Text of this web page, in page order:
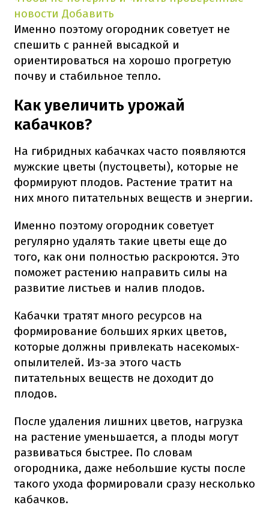
новости Добавить
Именно поэтому огородник советует не
спешить с ранней высадкой и
ориентироваться на хорошо прогретую
почву и стабильное тепло.
Как увеличить урожай
кабачков?
На гибридных кабачках часто появляются
мужские цветы (пустоцветы), которые не
формируют плодов. Растение тратит на
них много питательных веществ и энергии.
Именно поэтому огородник советует
регулярно удалять такие цветы еще до
того, как они полностью раскроются. Это
поможет растению направить силы на
развитие листьев и налив плодов.
Кабачки тратят много ресурсов на
формирование больших ярких цветов,
которые должны привлекать насекомых-
опылителей. Из-за этого часть
питательных веществ не доходит до
плодов.
После удаления лишних цветов, нагрузка
на растение уменьшается, а плоды могут
развиваться быстрее. По словам
огородника, даже небольшие кусты после
такого ухода формировали сразу несколько
кабачков.